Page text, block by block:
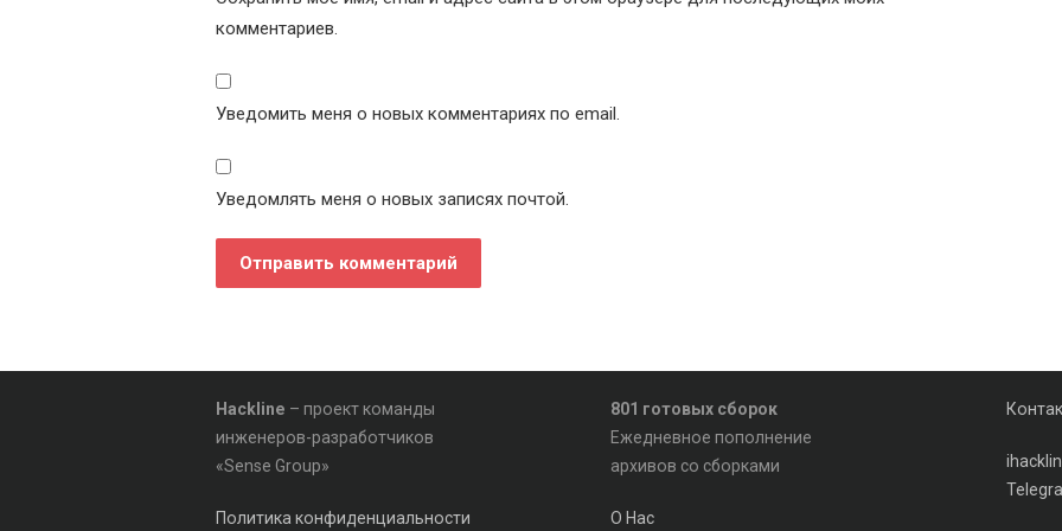
комментариев.
Уведомить меня о новых комментариях по email.
Уведомлять меня о новых записях почтой.
Hackline – проект команды
инженеров-разработчиков
«Sense Group»
Политика конфиденциальности
801 готовых сборок
Ежедневное пополнение
архивов со сборками
О Нас